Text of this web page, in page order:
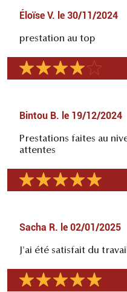
Éloïse V. le 30/11/2024
prestation au top
Bintou B. le 19/12/2024
Prestations faites au
attentes
Sacha R. le 02/01/2025
J'ai été satisfait du travail